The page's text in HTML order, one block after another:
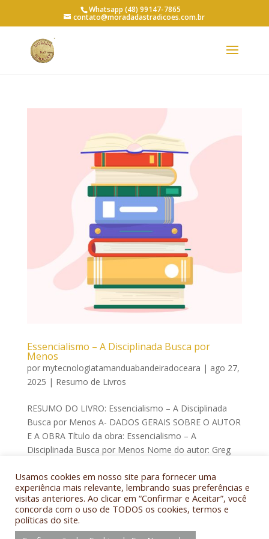
Whatsapp (48) 99147-7865
contato@moradadastradicoes.com.br
Essencialismo – A Disciplinada Busca por
Menos
por mytecnologiatamanduabandeiradoceara | ago 27,
2025 | Resumo de Livros
RESUMO DO LIVRO: Essencialismo – A Disciplinada
Busca por Menos A- DADOS GERAIS SOBRE O AUTOR
E A OBRA Título da obra: Essencialismo – A
Disciplinada Busca por Menos Nome do autor: Greg
original: Inglês Tradutor(es): Beatriz...
Usamos cookies em nosso site para fornecer uma
experiência mais relevante, lembrando suas preferências e
visitas anteriores. Ao clicar em “Confirmar e Aceitar”, você
concorda com o uso de TODOS os cookies, termos e
políticas do site.